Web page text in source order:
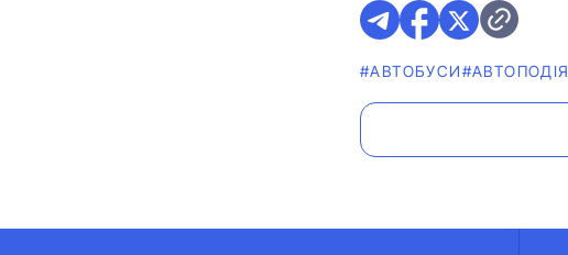
#АВТОБУСИ#АВТОПОДІЯ